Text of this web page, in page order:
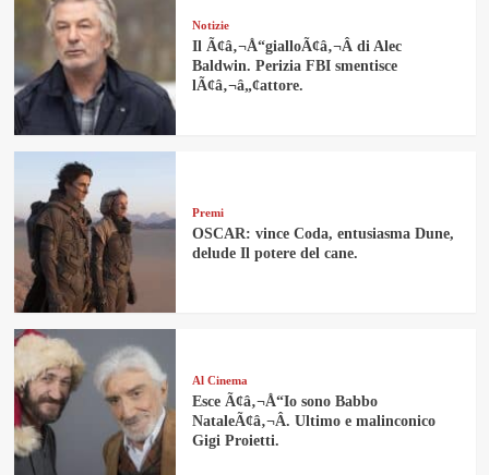
Notizie
Il Ã¢â‚¬Å“gialloÃ¢â‚¬Â di Alec
Baldwin. Perizia FBI smentisce
lÃ¢â‚¬â„¢attore.
Premi
OSCAR: vince Coda, entusiasma Dune,
delude Il potere del cane.
Al Cinema
Esce Ã¢â‚¬Å“Io sono Babbo
NataleÃ¢â‚¬Â. Ultimo e malinconico
Gigi Proietti.